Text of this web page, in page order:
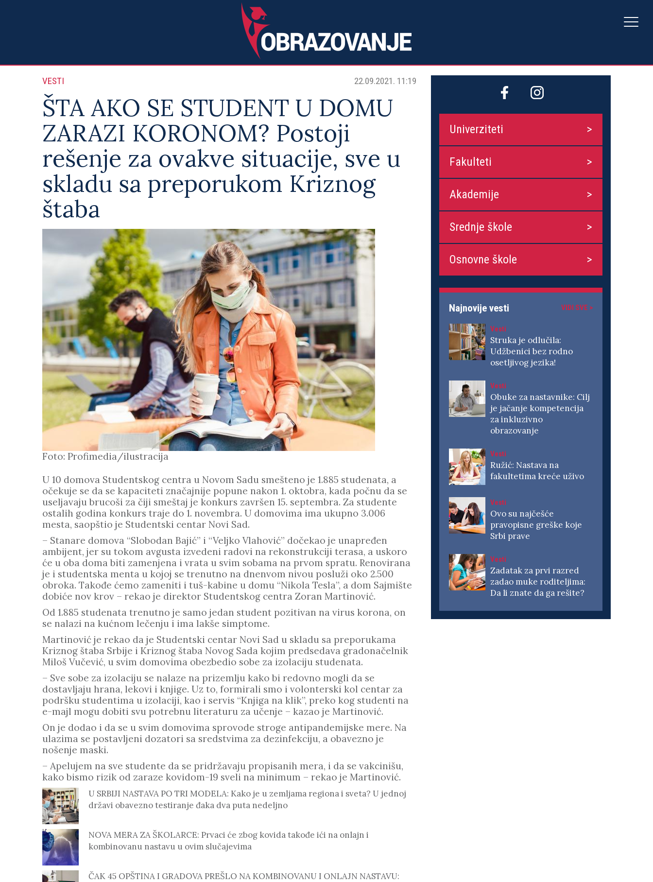
VESTI 22.09.2021. 11:19
ŠTA AKO SE STUDENT U DOMU
ZARAZI KORONOM? Postoji
rešenje za ovakve situacije, sve u
skladu sa preporukom Kriznog
štaba
Foto: Profimedia/ilustracija
U 10 domova Studentskog centra u Novom Sadu smešteno je 1.885 studenata, a
očekuje se da se kapaciteti značajnije popune nakon 1. oktobra, kada počnu da se
useljavaju brucoši za čiji smeštaj je konkurs završen 15. septembra. Za studente
ostalih godina konkurs traje do 1. novembra. U domovima ima ukupno 3.006
mesta, saopštio je Studentski centar Novi Sad.
– Stanare domova “Slobodan Bajić” i “Veljko Vlahović” dočekao je unapređen
ambijent, jer su tokom avgusta izvedeni radovi na rekonstrukciji terasa, a uskoro
će u oba doma biti zamenjena i vrata u svim sobama na prvom spratu. Renovirana
je i studentska menta u kojoj se trenutno na dnenvom nivou posluži oko 2.500
obroka. Takođe ćemo zameniti i tuš-kabine u domu “Nikola Tesla”, a dom Sajmište
dobiće nov krov – rekao je direktor Studentskog centra Zoran Martinović.
Od 1.885 studenata trenutno je samo jedan student pozitivan na virus korona, on
se nalazi na kućnom lečenju i ima lakše simptome.
Martinović je rekao da je Studentski centar Novi Sad u skladu sa preporukama
Kriznog štaba Srbije i Kriznog štaba Novog Sada kojim predsedava gradonačelnik
Miloš Vučević, u svim domovima obezbedio sobe za izolaciju studenata.
– Sve sobe za izolaciju se nalaze na prizemlju kako bi redovno mogli da se
dostavljaju hrana, lekovi i knjige. Uz to, formirali smo i volonterski kol centar za
podršku studentima u izolaciji, kao i servis “Knjiga na klik”, preko kog studenti na
e-majl mogu dobiti svu potrebnu literaturu za učenje – kazao je Martinović.
On je dodao i da se u svim domovima sprovode stroge antipandemijske mere. Na
ulazima se postavljeni dozatori sa sredstvima za dezinfekciju, a obavezno je
nošenje maski.
– Apelujem na sve studente da se pridržavaju propisanih mera, i da se vakcinišu,
kako bismo rizik od zaraze kovidom-19 sveli na minimum – rekao je Martinović.
U SRBIJI NASTAVA PO TRI MODELA: Kako je u zemljama regiona i sveta? U jednoj
državi obavezno testiranje đaka dva puta nedeljno
NOVA MERA ZA ŠKOLARCE: Prvaci će zbog kovida takođe ići na onlajn i
kombinovanu nastavu u ovim slučajevima
ČAK 45 OPŠTINA I GRADOVA PREŠLO NA KOMBINOVANU I ONLAJN NASTAVU:
Univerziteti
Fakulteti
Akademije
Srednje škole
Osnovne škole
Najnovije vesti VIDI SVE >
Vesti
Struka je odlučila:
Udžbenici bez rodno
osetljivog jezika!
Vesti
Obuke za nastavnike: Cilj
je jačanje kompetencija
za inkluzivno
obrazovanje
Vesti
Ružić: Nastava na
fakultetima kreće uživo
Vesti
Ovo su najčešće
pravopisne greške koje
Srbi prave
Vesti
Zadatak za prvi razred
zadao muke roditeljima:
Da li znate da ga rešite?